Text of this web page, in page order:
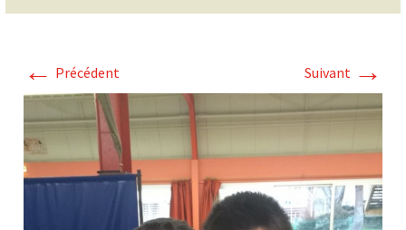
← Précédent Suivant →